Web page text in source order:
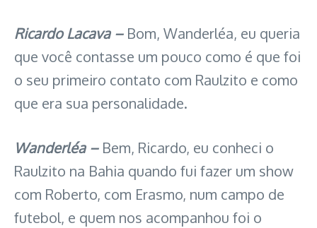
Ricardo Lacava – Bom, Wanderléa, eu queria
que você contasse um pouco como é que foi
o seu primeiro contato com Raulzito e como
que era sua personalidade.
Wanderléa – Bem, Ricardo, eu conheci o
Raulzito na Bahia quando fui fazer um show
com Roberto, com Erasmo, num campo de
futebol, e quem nos acompanhou foi o